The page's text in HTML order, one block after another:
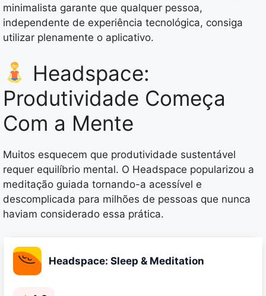
minimalista garante que qualquer pessoa,
independente de experiência tecnológica, consiga
utilizar plenamente o aplicativo.
Headspace:
Produtividade Começa
Com a Mente
Muitos esquecem que produtividade sustentável
requer equilíbrio mental. O Headspace popularizou a
meditação guiada tornando-a acessível e
descomplicada para milhões de pessoas que nunca
haviam considerado essa prática.
Headspace: Sleep & Meditation